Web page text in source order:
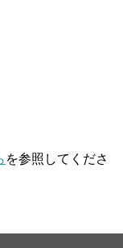
を参照してくださ